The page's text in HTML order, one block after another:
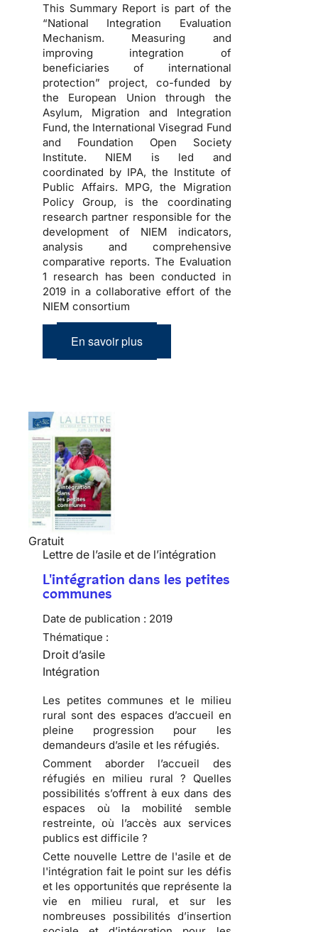
This Summary Report is part of the
“National Integration Evaluation
Mechanism. Measuring and
improving integration of
beneficiaries of international
protection” project, co-funded by
the European Union through the
Asylum, Migration and Integration
Fund, the International Visegrad Fund
and Foundation Open Society
Institute. NIEM is led and
coordinated by IPA, the Institute of
Public Affairs. MPG, the Migration
Policy Group, is the coordinating
research partner responsible for the
development of NIEM indicators,
analysis and comprehensive
comparative reports. The Evaluation
1 research has been conducted in
2019 in a collaborative effort of the
NIEM consortium
En savoir plus
Gratuit
Lettre de l’asile et de l’intégration
L'intégration dans les petites
communes
Date de publication : 2019
Thématique :
Droit d’asile
Intégration
Les petites communes et le milieu
rural sont des espaces d’accueil en
pleine progression pour les
demandeurs d’asile et les réfugiés.
Comment aborder l’accueil des
réfugiés en milieu rural ? Quelles
possibilités s’offrent à eux dans des
espaces où la mobilité semble
restreinte, où l’accès aux services
publics est difficile ?
Cette nouvelle Lettre de l'asile et de
l'intégration fait le point sur les défis
et les opportunités que représente la
vie en milieu rural, et sur les
nombreuses possibilités d’insertion